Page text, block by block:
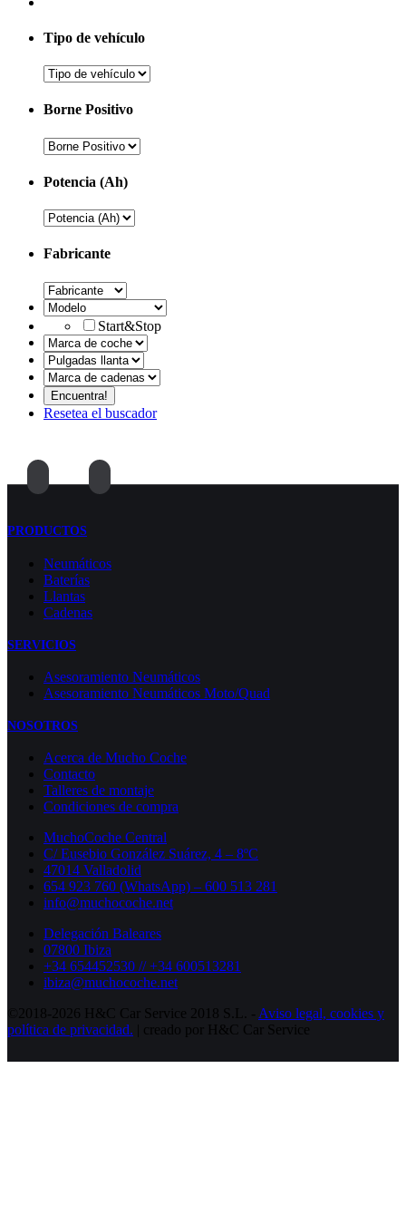
Tipo de vehículo
Borne Positivo
Potencia (Ah)
Fabricante
Start&Stop
Resetea el buscador
PRODUCTOS
Neumáticos
Baterías
Llantas
Cadenas
SERVICIOS
Asesoramiento Neumáticos
Asesoramiento Neumáticos Moto/Quad
NOSOTROS
Acerca de Mucho Coche
Contacto
Talleres de montaje
Condiciones de compra
MuchoCoche Central
C/ Eusebio González Suárez, 4 – 8ºC
47014 Valladolid
654 923 760 (WhatsApp) – 600 513 281
info@muchocoche.net
Delegación Baleares
07800 Ibiza
+34 654452530 // +34 600513281
ibiza@muchocoche.net
©2018-2026 H&C Car Service 2018 S.L. - Aviso legal, cookies y
política de privacidad. | creado por H&C Car Service